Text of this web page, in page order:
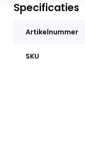
Specificaties
Artikelnummer
SKU